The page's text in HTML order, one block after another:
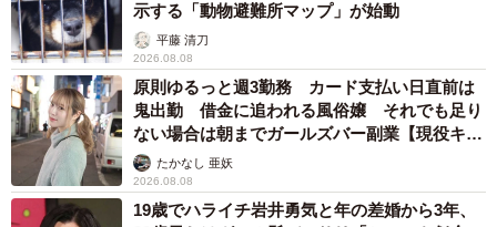
示する「動物避難所マップ」が始動
平藤 清刀
2026.08.08
原則ゆるっと週3勤務 カード支払い日直前は
鬼出勤 借金に追われる風俗嬢 それでも足り
ない場合は朝までガールズバー副業【現役キャ
ストに取材】
たかなし 亜妖
2026.08.08
19歳でハライチ岩井勇気と年の差婚から3年、